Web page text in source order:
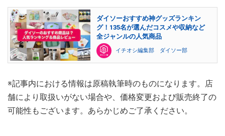
ダイソーおすすめ神グッズランキン
グ！135名が選んだコスメや収納など
全ジャンルの人気商品
イチオシ編集部 ダイソー部
※記事内における情報は原稿執筆時のものになります。店
舗により取扱いがない場合や、価格変更および販売終了の
可能性もございます。あらかじめご了承ください。